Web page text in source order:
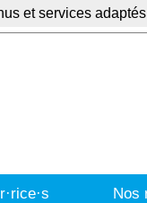
Nos
et services adaptés